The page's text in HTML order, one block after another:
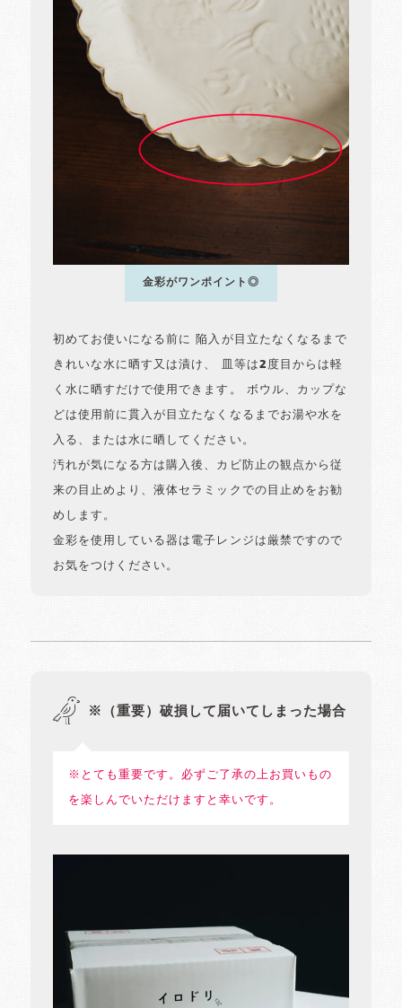
金彩がワンポイント◎
初めてお使いになる前に 陥入が目立たなくなるまで
きれいな水に晒す又は漬け、 皿等は2度目からは軽
く水に晒すだけで使用できます。 ボウル、カップな
どは使用前に貫入が目立たなくなるまでお湯や水を
入る、または水に晒してください。
汚れが気になる方は購入後、カビ防止の観点から従
来の目止めより、液体セラミックでの目止めをお勧
めします。
金彩を使用している器は電子レンジは厳禁ですので
お気をつけください。
※（重要）破損して届いてしまった場合
※とても重要です。必ずご了承の上お買いもの
を楽しんでいただけますと幸いです。